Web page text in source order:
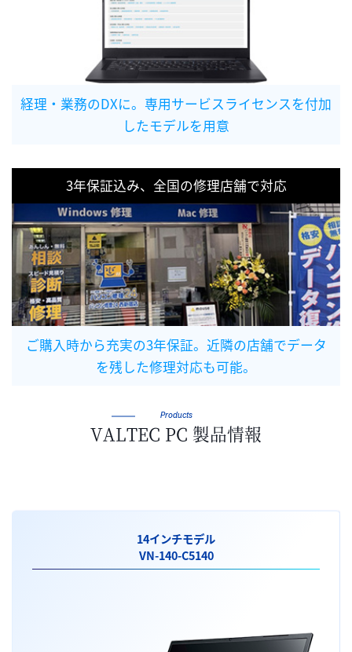
経理・業務のDXに。専用サービスライセンスを付加
したモデルを用意
3年保証込み、全国の修理店舗で対応
ご購入時から充実の3年保証。近隣の店舗でデータ
を残した修理対応も可能。
Products
VALTEC PC 製品情報
14インチモデル
VN-140-C5140